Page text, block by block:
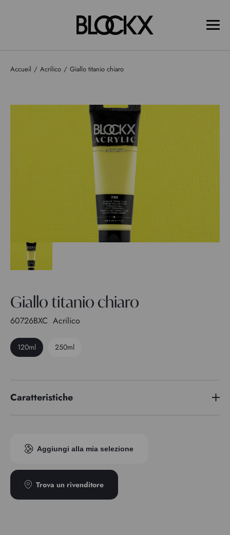
Accueil Acrilico Giallo titanio chiaro
Giallo titanio chiaro
60726BXC Acrilico
120ml 250ml
Caratteristiche
Trasparenza
1
Aggiungi alla mia selezione
Trova un rivenditore